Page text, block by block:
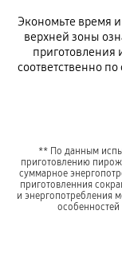
Экономьте время
верхней зоны
приготовления
соответственно
** По данным
приготовлению
суммарное
приготовленния
и энергопотребления